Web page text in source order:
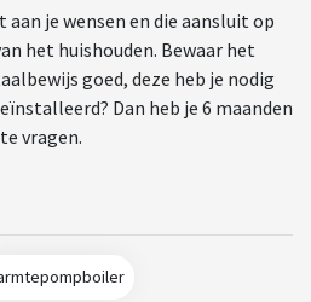
je wensen en die aansluit op
het huishouden. Bewaar het
goed, deze heb je nodig
Dan heb je 6 maanden
vragen.